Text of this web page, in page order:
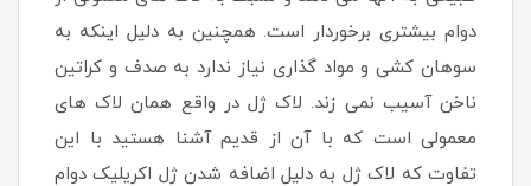
دوام بیشتری برخوردار است. همچنین به دلیل اینکه به
سوهان کشی و مواد گذاری نیاز ندارد به صدف و کراتین
ناخن آسیب نمی زند. لاک ژل در واقع همان لاک های
معمولی است که با آن از قدیم آشنا هستید با این
تفاوت که لاک ژل به دلیل اضافه شدن ژل اکریلیک دوام